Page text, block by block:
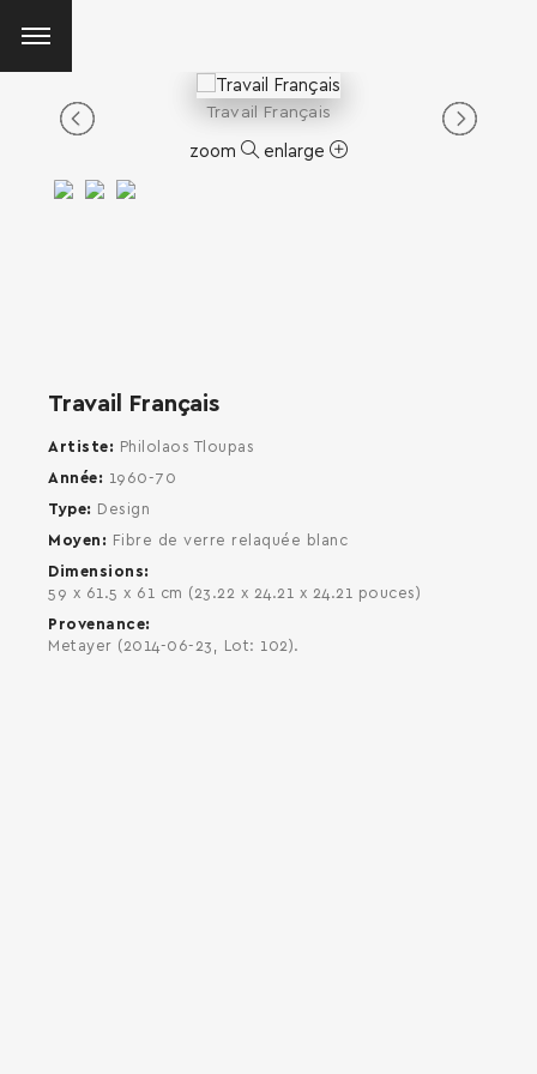
Travail Français
zoom enlarge
Travail Français
Artiste
Philolaos Tloupas
Année
1960-70
Type
Design
Moyen
Fibre de verre relaquée blanc
Dimensions
59 x 61.5 x 61 cm (23.22 x 24.21 x 24.21 pouces)
Provenance
Metayer (2014-06-23, Lot: 102).